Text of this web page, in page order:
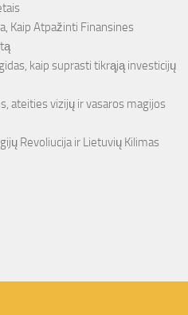
Kaip Atpažinti Finansines
kaip suprasti tikrąją investicijų
ateities vizijų ir vasaros magijos
Revoliucija ir Lietuvių Kilimas